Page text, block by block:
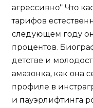
агрессивно" Что
тарифов
следующем году
процентов.
детстве и
амазонка, как она
профиле в
и пауэрлифтинга